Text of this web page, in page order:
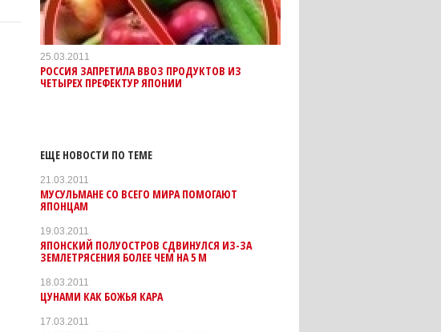
25.03.2011
РОССИЯ ЗАПРЕТИЛА ВВОЗ ПРОДУКТОВ ИЗ
ЧЕТЫРЕХ ПРЕФЕКТУР ЯПОНИИ
ЕЩЕ НОВОСТИ ПО ТЕМЕ
21.03.2011
МУСУЛЬМАНЕ СО ВСЕГО МИРА ПОМОГАЮТ
ЯПОНЦАМ
19.03.2011
ЯПОНСКИЙ ПОЛУОСТРОВ СДВИНУЛСЯ ИЗ-ЗА
ЗЕМЛЕТРЯСЕНИЯ БОЛЕЕ ЧЕМ НА 5 М
18.03.2011
ЦУНАМИ КАК БОЖЬЯ КАРА
17.03.2011